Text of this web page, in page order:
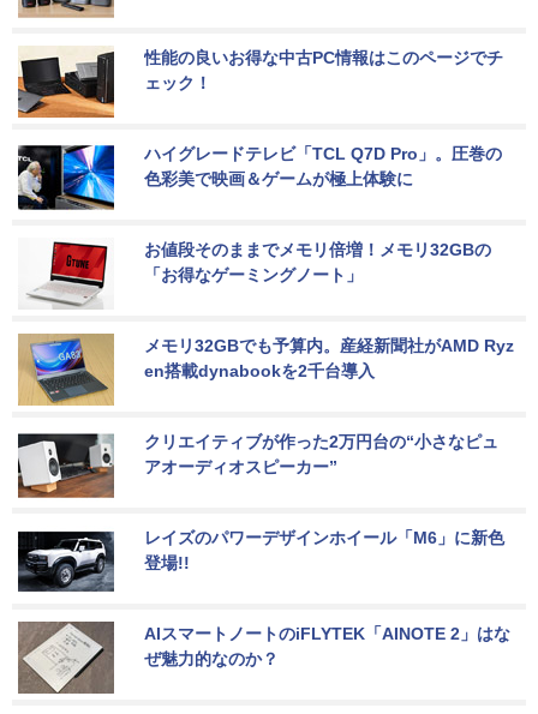
性能の良いお得な中古PC情報はこのページでチ
ェック！
ハイグレードテレビ「TCL Q7D Pro」。圧巻の
色彩美で映画＆ゲームが極上体験に
お値段そのままでメモリ倍増！メモリ32GBの
「お得なゲーミングノート」
メモリ32GBでも予算内。産経新聞社がAMD Ryz
en搭載dynabookを2千台導入
クリエイティブが作った2万円台の“小さなピュ
アオーディオスピーカー”
レイズのパワーデザインホイール「M6」に新色
登場!!
AIスマートノートのiFLYTEK「AINOTE 2」はな
ぜ魅力的なのか？